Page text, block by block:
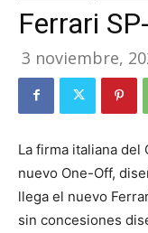
Ferrari
3 noviembre,
La firma italiana del
nuevo One-Off,
llega el nuevo
sin concesiones